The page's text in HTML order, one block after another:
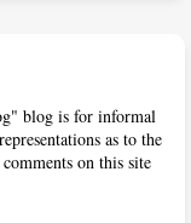
blog is for informal
as to the
on this site